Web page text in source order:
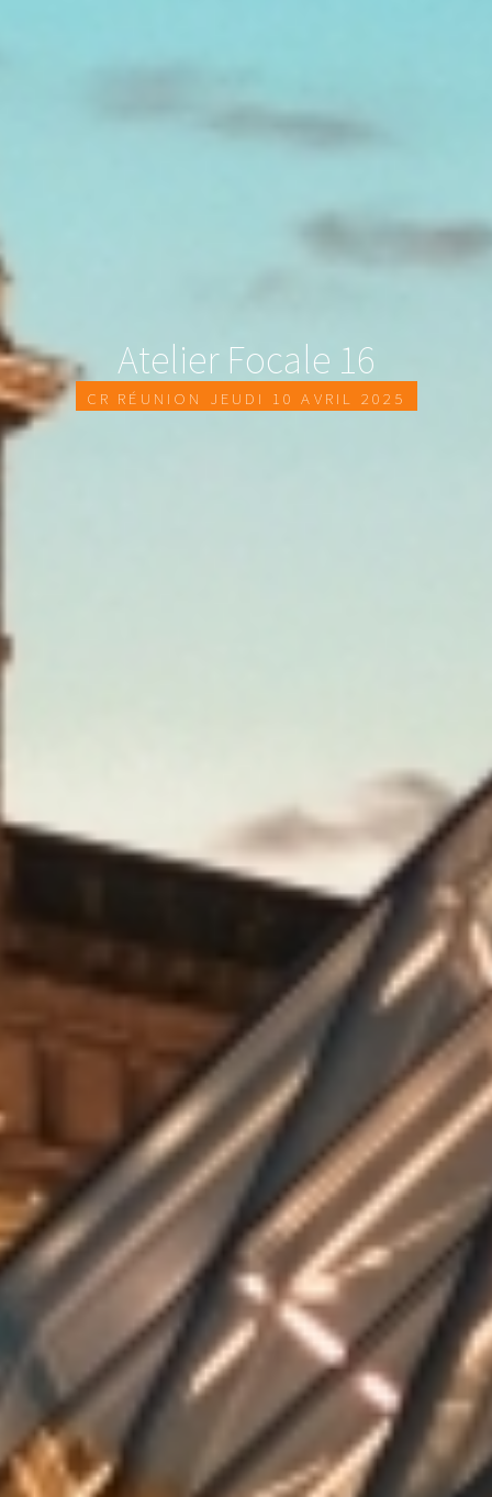
Atelier Focale 16
CR réunion jeudi 10 avril 2025